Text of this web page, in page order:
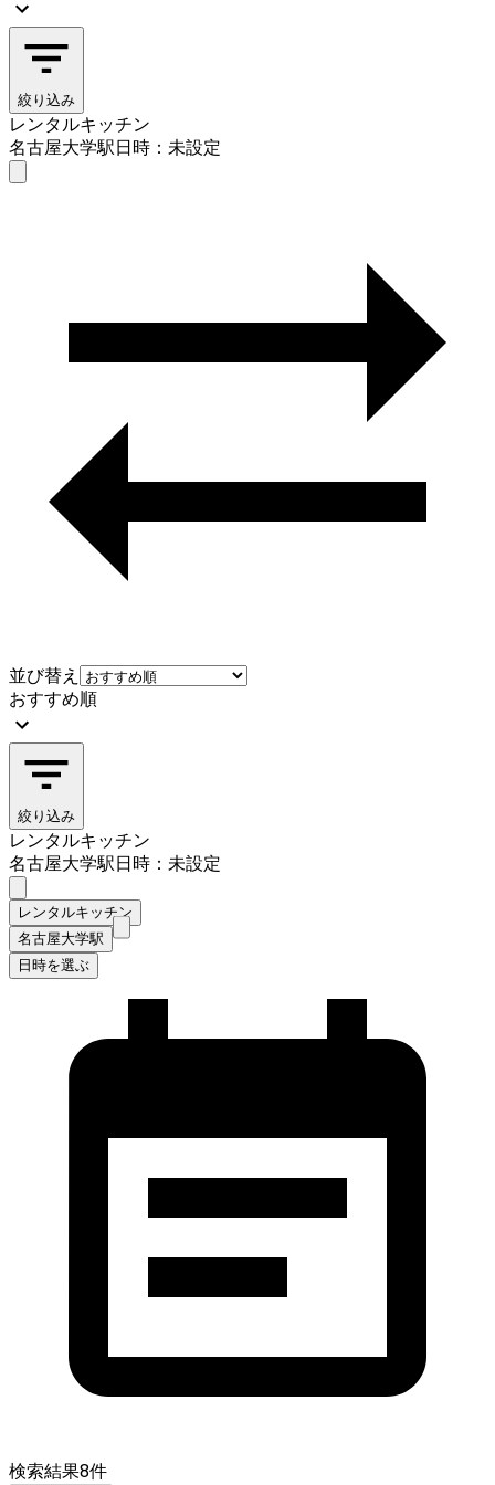
絞り込み
レンタルキッチン
名古屋大学駅日時：未設定
並び替え
おすすめ順
絞り込み
レンタルキッチン
名古屋大学駅日時：未設定
レンタルキッチン
名古屋大学駅
日時を選ぶ
検索結果8件